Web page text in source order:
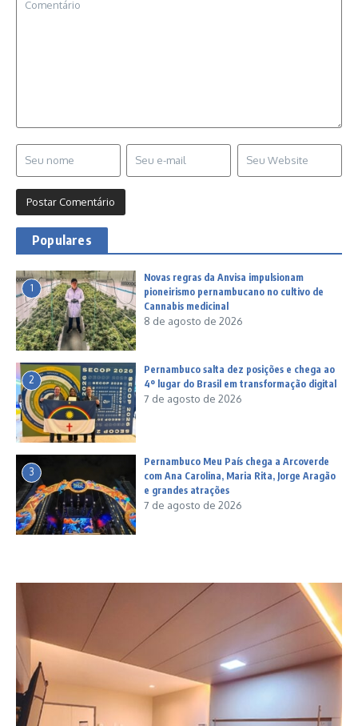
Populares
1
Novas regras da Anvisa impulsionam
pioneirismo pernambucano no cultivo de
Cannabis medicinal
8 de agosto de 2026
2
Pernambuco salta dez posições e chega ao
4º lugar do Brasil em transformação digital
7 de agosto de 2026
3
Pernambuco Meu País chega a Arcoverde
com Ana Carolina, Maria Rita, Jorge Aragão
e grandes atrações
7 de agosto de 2026